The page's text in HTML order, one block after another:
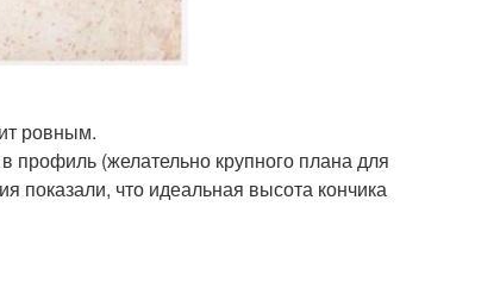
ровным.
(желательно крупного плана для
показали, что идеальная высота кончика